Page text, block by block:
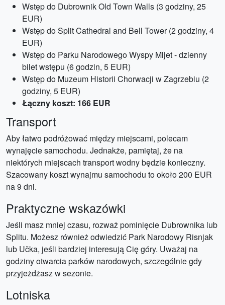
Wstęp do Dubrownik Old Town Walls (3 godziny, 25
EUR)
Wstęp do Split Cathedral and Bell Tower (2 godziny, 4
EUR)
Wstęp do Parku Narodowego Wyspy Mljet - dzienny
bilet wstępu (6 godzin, 5 EUR)
Wstęp do Muzeum Historii Chorwacji w Zagrzebiu (2
godziny, 5 EUR)
Łączny koszt: 166 EUR
Transport
Aby łatwo podróżować między miejscami, polecam
wynajęcie samochodu. Jednakże, pamiętaj, że na
niektórych miejscach transport wodny będzie konieczny.
Szacowany koszt wynajmu samochodu to około 200 EUR
na 9 dni.
Praktyczne wskazówki
Jeśli masz mniej czasu, rozważ pominięcie Dubrownika lub
Splitu. Możesz również odwiedzić Park Narodowy Risnjak
lub Učka, jeśli bardziej interesują Cię góry. Uważaj na
godziny otwarcia parków narodowych, szczególnie gdy
przyjeżdżasz w sezonie.
Lotniska